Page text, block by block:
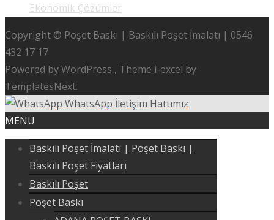
Ekonomik Çözümler
Copyright © Poşet Baskı | Baskılı Poşet İmalatı | 0546
432 17 17
Powered by WordPress , Theme i-excel by
TemplatesNext.
WhatsApp İletişim Hattımız
MENU
Baskılı Poşet İmalatı | Poşet Baskı |
Baskılı Poşet Fiyatları
Baskılı Poşet
Poşet Baskı